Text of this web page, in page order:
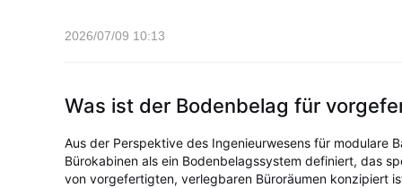
2026/07/09 10:13
Was ist der Bodenbelag für
Aus der Perspektive des Ingenieurwesens für modulare
Bürokabinen als ein Bodenbelagssystem definiert, das
von vorgefertigten, verlegbaren Büroräumen konzipiert